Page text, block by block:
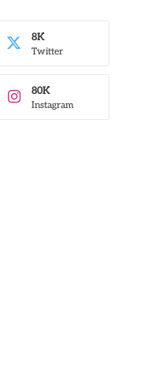
Twitter
8K
Instagram
80K